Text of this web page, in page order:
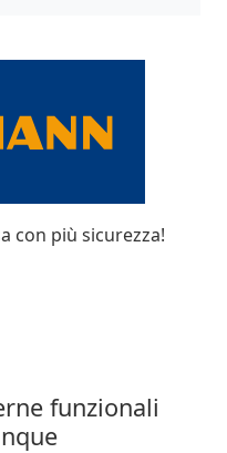
con più sicurezza!
funzionali